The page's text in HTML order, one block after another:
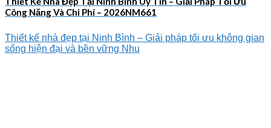
Công Năng Và Chi Phí – 2026NM661
Thiết kế nhà đẹp tại Ninh Bình – Giải pháp tối ưu không gian
sống hiện đại và bền vững Nhu